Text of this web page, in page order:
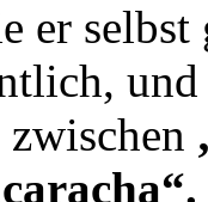
er selbst
“.